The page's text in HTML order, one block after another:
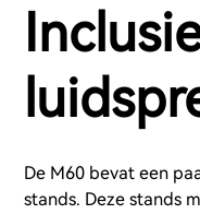
De M60 bevat een
stands. Deze stands